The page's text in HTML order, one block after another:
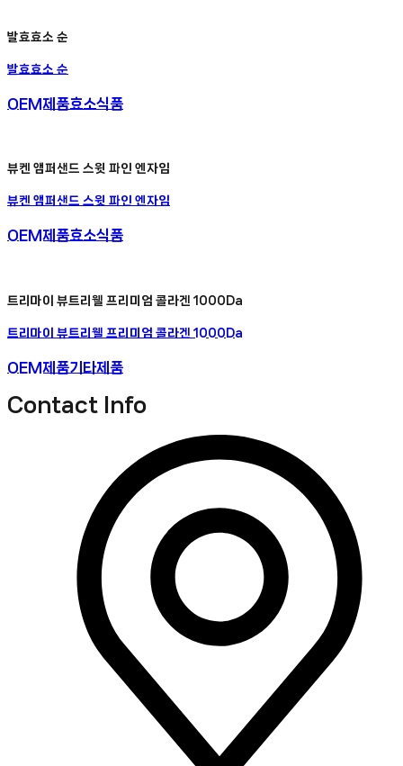
발효효소 순
발효효소 순
OEM제품효소식품
뷰켄 앰퍼샌드 스윗 파인 엔자임
뷰켄 앰퍼샌드 스윗 파인 엔자임
OEM제품효소식품
트리마이 뷰트리웰 프리미엄 콜라겐 1000Da
트리마이 뷰트리웰 프리미엄 콜라겐 1000Da
OEM제품기타제품
Contact Info